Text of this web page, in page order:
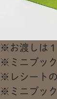
※お渡しは
※ミニブッ
※レシート
※ミニブッ